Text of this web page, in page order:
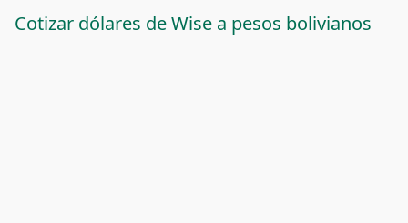
Cotizar dólares de Wise a pesos bolivianos